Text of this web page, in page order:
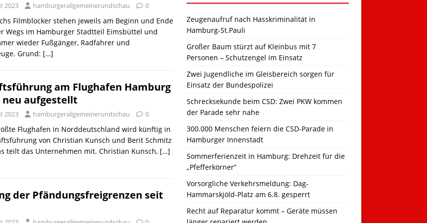
2023 hamburgerallgemeinerundschau 0
Filmblocker stehen jeweils am Beginn und Ende
Wegs im Hamburger Stadtteil Eimsbüttel und
wieder Fußgänger, Radfahrer und
Grund: […]
am Flughafen Hamburg
neu aufgestellt
2023 hamburgerallgemeinerundschau 0
Flughafen in Norddeutschland wird künftig in
von Christian Kunsch und Berit Schmitz
teilt das Unternehmen mit. Christian Kunsch, […]
der Pfändungsfreigrenzen seit
Zeugenaufruf nach Hasskriminalität in
Hamburg-St.Pauli
Großer Baum stürzt auf Kleinbus mit 7
Personen – Schutzengel im Einsatz
Zwei Jugendliche im Gleisbereich sorgen für
Einsatz der Bundespolizei
Schrecksekunde beim CSD: Zwei PKW kommen
der Parade sehr nahe
300.000 Menschen feiern die CSD-Parade in
Hamburger Innenstadt
Sommerferienzeit in Hamburg: Drehzeit für die
„Pfefferkörner“
Vorsorgliche Verkehrsmeldung: Dag-
Hammarskjöld-Platz am 6.8. gesperrt
Recht auf Reparatur kommt – Geräte müssen